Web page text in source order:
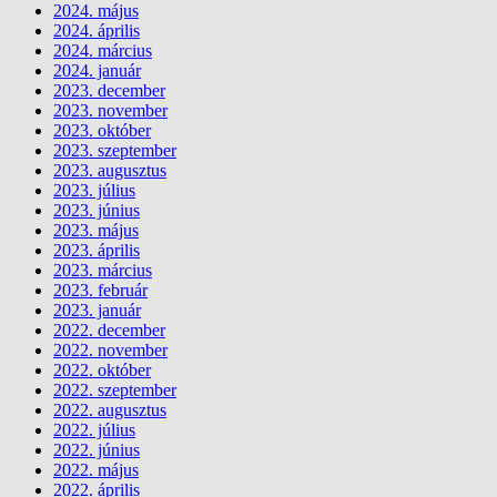
2024. május
2024. április
2024. március
2024. január
2023. december
2023. november
2023. október
2023. szeptember
2023. augusztus
2023. július
2023. június
2023. május
2023. április
2023. március
2023. február
2023. január
2022. december
2022. november
2022. október
2022. szeptember
2022. augusztus
2022. július
2022. június
2022. május
2022. április